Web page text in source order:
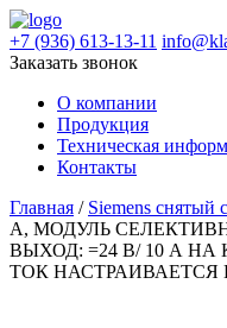
+7 (936) 613-13-11
Заказать звонок
О компании
Продукция
Техническая
Контакты
Главная / Siemens снятый
A, МОДУЛЬ
ВЫХОД: =24 В/ 10 А
ТОК НАСТРАИВАЕТСЯ